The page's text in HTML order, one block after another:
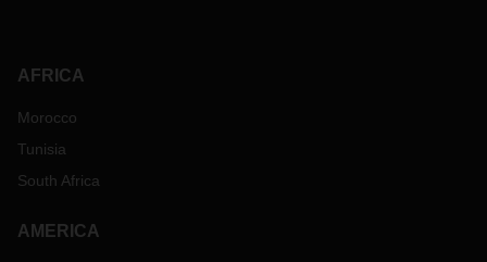
AFRICA
Morocco
Tunisia
South Africa
AMERICA